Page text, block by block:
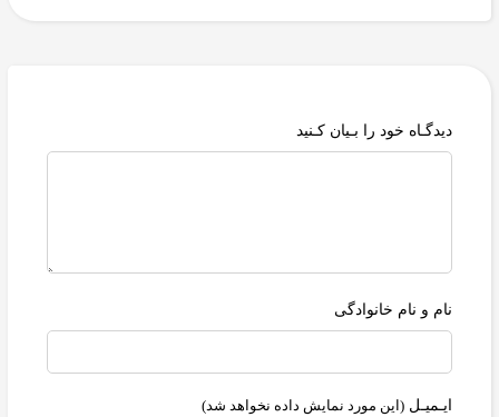
دیدگـاه خود را بـیان کـنید
نام و نام خانوادگی
ایـمیـل (این مورد نمایش داده نخواهد شد)